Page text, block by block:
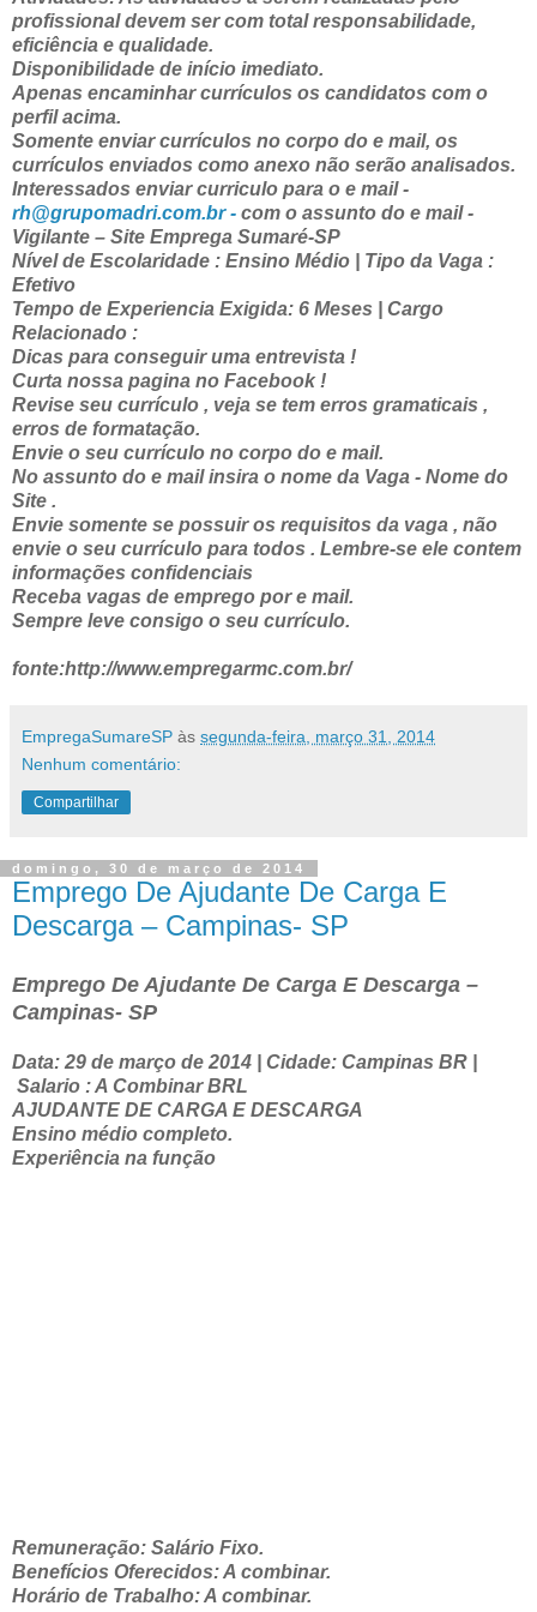
profissional devem ser com total responsabilidade,
eficiência e qualidade.
Disponibilidade de início imediato.
Apenas encaminhar currículos os candidatos com o
perfil acima.
Somente enviar currículos no corpo do e mail, os
currículos enviados como anexo não serão analisados.
Interessados enviar curriculo para o e mail -
rh@grupomadri.com.br - com o assunto do e mail -
Vigilante – Site Emprega Sumaré-SP
Nível de Escolaridade : Ensino Médio | Tipo da Vaga :
Efetivo
Tempo de Experiencia Exigida: 6 Meses | Cargo
Relacionado :
Dicas para conseguir uma entrevista !
Curta nossa pagina no Facebook !
Revise seu currículo , veja se tem erros gramaticais ,
erros de formatação.
Envie o seu currículo no corpo do e mail.
No assunto do e mail insira o nome da Vaga - Nome do
Site .
Envie somente se possuir os requisitos da vaga , não
envie o seu currículo para todos . Lembre-se ele contem
informações confidenciais
Receba vagas de emprego por e mail.
Sempre leve consigo o seu currículo.
fonte:http://www.empregarmc.com.br/
EmpregaSumareSP às segunda-feira, março 31, 2014
Nenhum comentário:
Compartilhar
domingo, 30 de março de 2014
Emprego De Ajudante De Carga E
Descarga – Campinas- SP
Emprego De Ajudante De Carga E Descarga –
Campinas- SP
Data: 29 de março de 2014 | Cidade: Campinas BR |
Salario : A Combinar BRL
AJUDANTE DE CARGA E DESCARGA
Ensino médio completo.
Experiência na função
Remuneração: Salário Fixo.
Benefícios Oferecidos: A combinar.
Horário de Trabalho: A combinar.